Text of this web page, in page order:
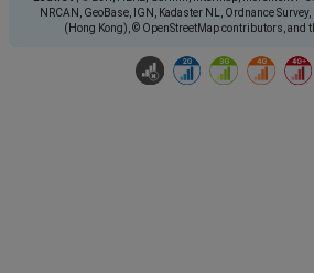
NRCAN, GeoBase, IGN, Kadaster NL, Ordnance
(Hong Kong), © OpenStreetMap contributors, and